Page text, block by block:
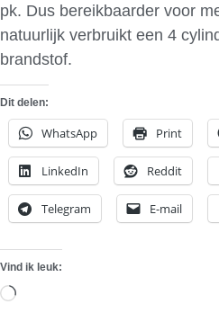
pk. Dus bereikbaarder voor
natuurlijk verbruikt een 4
brandstof.
Dit delen:
WhatsApp Print
LinkedIn Reddit
Telegram E-mail
Vind ik leuk:
Aan